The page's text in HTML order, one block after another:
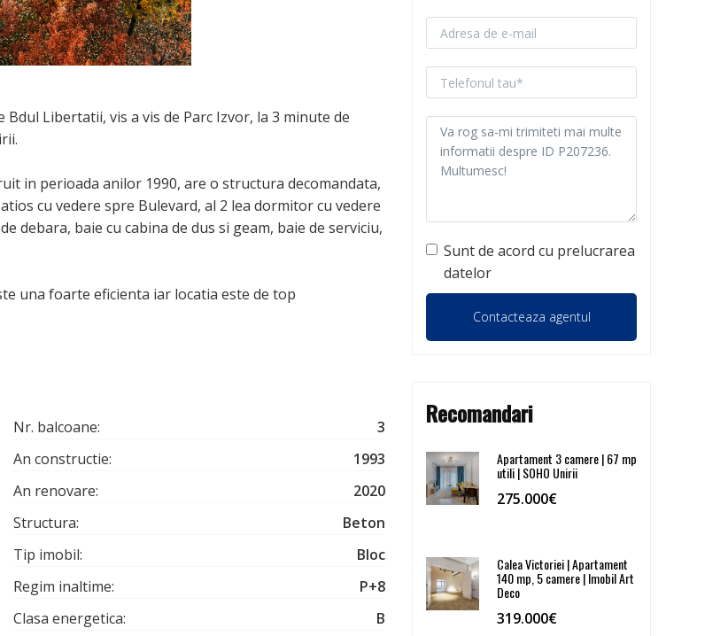
Libertatii, vis a vis de Parc Izvor, la 3 minute de
in perioada anilor 1990, are o structura decomandata,
cu vedere spre Bulevard, al 2 lea dormitor cu vedere
debara, baie cu cabina de dus si geam, baie de serviciu,
una foarte eficienta iar locatia este de top
Nr. balcoane:
3
An constructie:
1993
An renovare:
2020
Structura:
Beton
Tip imobil:
Bloc
Regim inaltime:
P+8
Clasa energetica:
B
Sunt de acord cu prelucrarea
datelor
Recomandari
Apartament 3 camere | 67 mp
utili | SOHO Unirii
275.000€
Calea Victoriei | Apartament
140 mp, 5 camere | Imobil Art
Deco
319.000€